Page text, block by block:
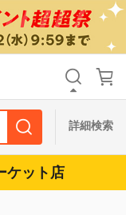
詳細検索
ケット店
リセット